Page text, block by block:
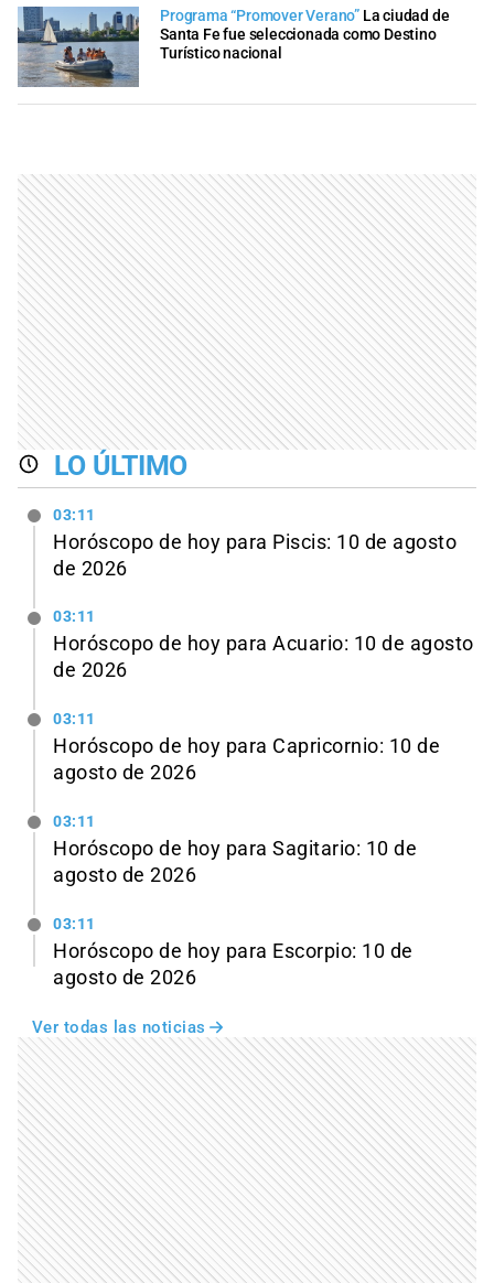
Programa “Promover Verano” La ciudad de
Santa Fe fue seleccionada como Destino
Turístico nacional
LO ÚLTIMO
03:11
Horóscopo de hoy para Piscis: 10 de agosto
de 2026
03:11
Horóscopo de hoy para Acuario: 10 de agosto
de 2026
03:11
Horóscopo de hoy para Capricornio: 10 de
agosto de 2026
03:11
Horóscopo de hoy para Sagitario: 10 de
agosto de 2026
03:11
Horóscopo de hoy para Escorpio: 10 de
agosto de 2026
Ver todas las noticias